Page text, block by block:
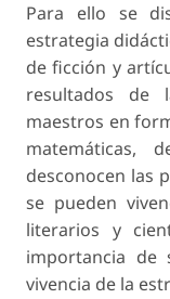
Para ello se
estrategia
de ficción y
resultados de
maestros en
matemáticas,
desconocen las
se pueden
literarios y
importancia de
vivencia de la